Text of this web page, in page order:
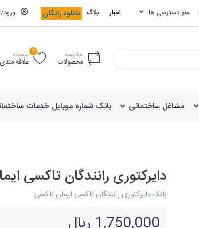
منو دسترسی ها اخبار بلاگ دانلود رایگان
مقایسه
محصولات
1 لیست
علاقه
مشاغل ساختمانی بانک شماره موبایل خدمات
دایرکتوری رانندگان تاکسی
بانک دایرکتوری رانندگان تاکسی ایمان تاکسی